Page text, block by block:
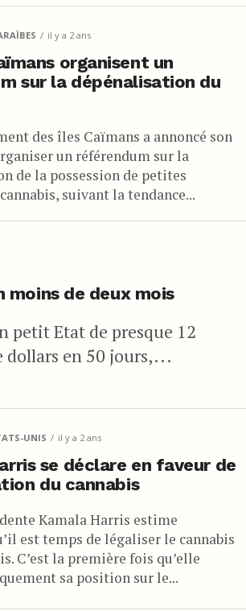
il y a 2 ans
organisent un
sur la dépénalisation du
des îles Caïmans a annoncé son
un référendum sur la
de la possession de petites
suivant la tendance...
moins de deux mois
petit Etat de presque 12
dollars en 50 jours,...
UNIS il y a 2 ans
se déclare en faveur de
du cannabis
Kamala Harris estime
est temps de légaliser le cannabis
C’est la première fois qu’elle
sa position sur le...